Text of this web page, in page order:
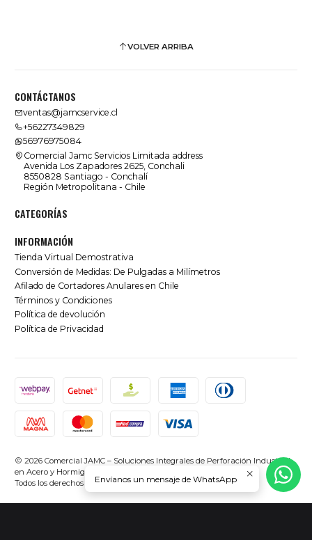
VOLVER ARRIBA
CONTÁCTANOS
ventas@jamcservice.cl
+56227349829
56976975084
Comercial Jamc Servicios Limitada address
Avenida Los Zapadores 2625, Conchali
8550828 Santiago - Conchalí
Región Metropolitana - Chile
CATEGORÍAS
INFORMACIÓN
Tienda Virtual Demostrativa
Conversión de Medidas: De Pulgadas a Milímetros
Afilado de Cortadores Anulares en Chile
Términos y Condiciones
Política de devolución
Política de Privacidad
2026 Comercial JAMC – Soluciones Integrales de Perforación Industrial
en Acero y Hormigón en Chile.
Todos los derechos reservados.Desarrollado por Jumpseller
Envíanos un mensaje de WhatsApp